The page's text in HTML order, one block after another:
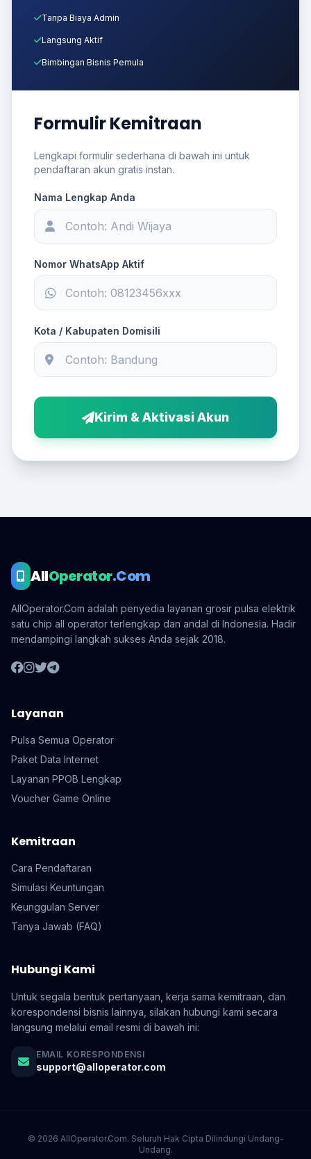
Tanpa Biaya Admin
Langsung Aktif
Bimbingan Bisnis Pemula
Formulir Kemitraan
Lengkapi formulir sederhana di bawah ini untuk
pendaftaran akun gratis instan.
Nama Lengkap Anda
Nomor WhatsApp Aktif
Kota / Kabupaten Domisili
Kirim & Aktivasi Akun
AllOperator.Com
AllOperator.Com adalah penyedia layanan grosir pulsa elektrik
satu chip all operator terlengkap dan andal di Indonesia. Hadir
mendampingi langkah sukses Anda sejak 2018.
Layanan
Pulsa Semua Operator
Paket Data Internet
Layanan PPOB Lengkap
Voucher Game Online
Kemitraan
Cara Pendaftaran
Simulasi Keuntungan
Keunggulan Server
Tanya Jawab (FAQ)
Hubungi Kami
Untuk segala bentuk pertanyaan, kerja sama kemitraan, dan
korespondensi bisnis lainnya, silakan hubungi kami secara
langsung melalui email resmi di bawah ini:
EMAIL KORESPONDENSI
support@alloperator.com
© 2026 AllOperator.Com. Seluruh Hak Cipta Dilindungi Undang-
Undang.